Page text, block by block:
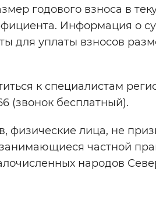
годового взноса в
Информация о
для уплаты взносов
к специалистам
(звонок бесплатный).
физические лица, не
частной
народов